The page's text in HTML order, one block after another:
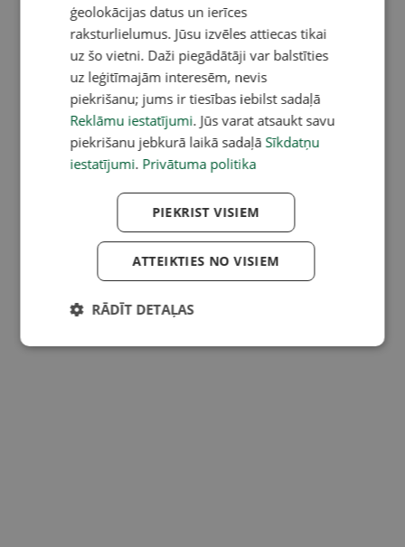
ģeolokācijas datus un ierīces
raksturlielumus. Jūsu izvēles attiecas tikai
uz šo vietni. Daži piegādātāji var balstīties
uz leģitīmajām interesēm, nevis
piekrišanu; jums ir tiesības iebilst sadaļā
Reklāmu iestatījumi. Jūs varat atsaukt savu
piekrišanu jebkurā laikā sadaļā Sīkdatņu
iestatījumi. Privātuma politika
PIEKRIST VISIEM
ATTEIKTIES NO VISIEM
RĀDĪT DETAĻAS